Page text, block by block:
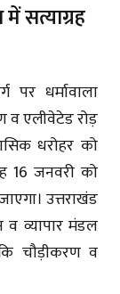
सत्याग्रह
पर धर्मावाला
व एलीवेटेड रोड़
धरोहर को
16 जनवरी को
उत्तराखंड
व्यापार मंडल
चौड़ीकरण व